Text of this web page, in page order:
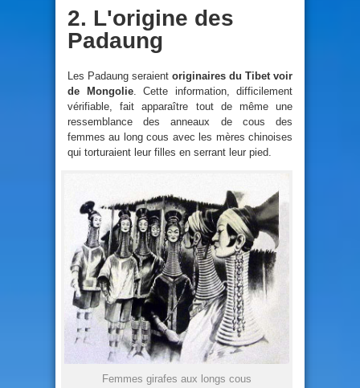
2. L'origine des
Padaung
Les Padaung seraient originaires du Tibet voir
de Mongolie. Cette information, difficilement
vérifiable, fait apparaître tout de même une
ressemblance des anneaux de cous des
femmes au long cous avec les mères chinoises
qui torturaient leur filles en serrant leur pied.
Femmes girafes aux longs cous